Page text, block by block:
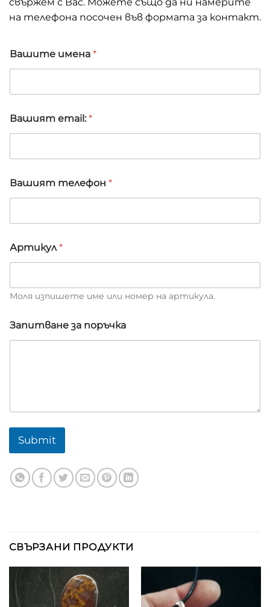
на телефона посочен във формата за контакт.
а
ш
*
В
а
и
т
Вашите имена *
Вашият email: *
Вашият телефон *
Артикул *
Моля изпишете име или номер на артикула.
Запитване за поръчка
Submit
СВЪРЗАНИ ПРОДУКТИ